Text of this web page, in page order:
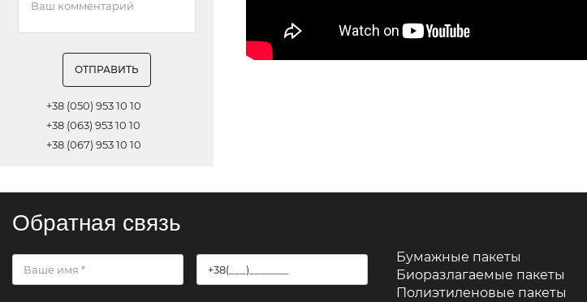
ОТПРАВИТЬ
+38 (050) 953 10 10
+38 (063) 953 10 10
+38 (067) 953 10 10
Обратная связь
Бумажные пакеты
Биоразлагаемые пакеты
Полиэтиленовые пакеты